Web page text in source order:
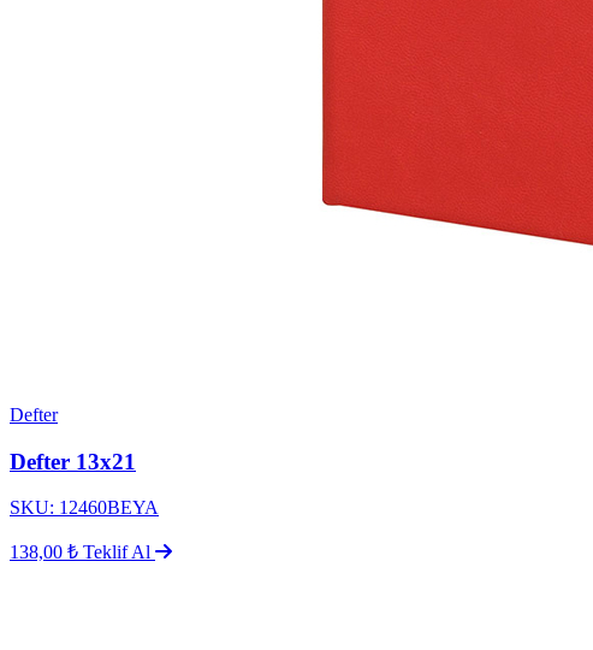
Defter
Defter 13x21
SKU: 12460BEYA
138,00 ₺ Teklif Al